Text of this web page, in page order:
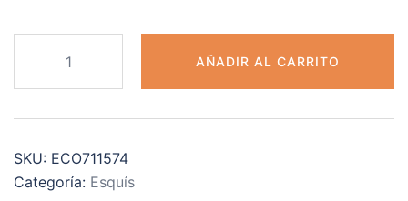
VANTAGE
75X
1GEN
AÑADIR AL CARRITO
SKU: ECO711574
Categoría: Esquís